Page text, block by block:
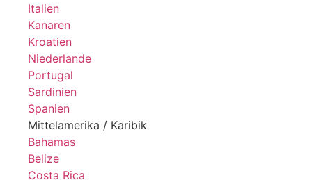
Italien
Kanaren
Kroatien
Niederlande
Portugal
Sardinien
Spanien
Mittelamerika / Karibik
Bahamas
Belize
Costa Rica